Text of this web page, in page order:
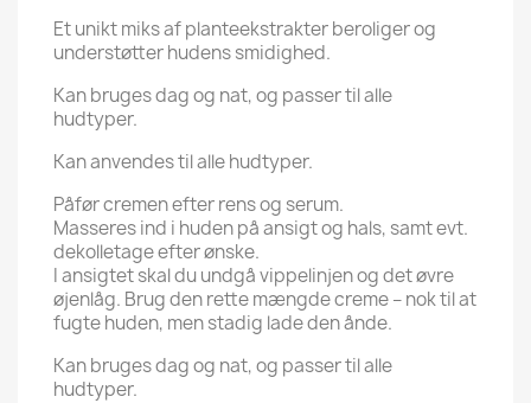
Et unikt miks af planteekstrakter beroliger og
understøtter hudens smidighed.
Kan bruges dag og nat, og passer til alle
hudtyper.
Kan anvendes til alle hudtyper.
Påfør cremen efter rens og serum.
Masseres ind i huden på ansigt og hals, samt evt.
dekolletage efter ønske.
I ansigtet skal du undgå vippelinjen og det øvre
øjenlåg. Brug den rette mængde creme – nok til at
fugte huden, men stadig lade den ånde.
Kan bruges dag og nat, og passer til alle
hudtyper.